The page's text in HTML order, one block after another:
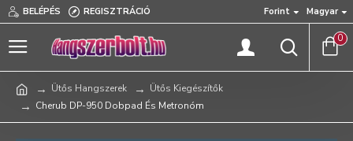
BELÉPÉS REGISZTRÁCIÓ Forint Magyar
0
Ütős Hangszerek
Ütős Kiegészítők
Cherub DP-950 Dobpad És Metronóm